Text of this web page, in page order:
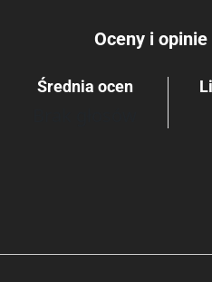
Oceny i opinie
Średnia ocen